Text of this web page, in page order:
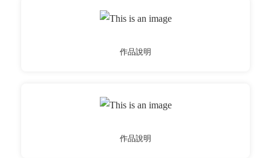
作品說明
作品說明